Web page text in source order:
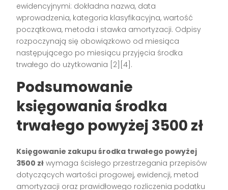
ewidencyjnymi: dokładna nazwa, data
wprowadzenia, kategoria klasyfikacyjna, wartość
początkowa, metoda i stawka amortyzacji. Odpisy
rozpoczynają się obowiązkowo od miesiąca
następującego po miesiącu przyjęcia środka
trwałego do użytkowania [2][4] .
Podsumowanie
księgowania środka
trwałego powyżej 3500 zł
Księgowanie zakupu środka trwałego powyżej
3500 zł wymaga ścisłego przestrzegania przepisów
dotyczących wartości progowej, ewidencji, metod
amortyzacji oraz prawidłowego rozliczenia podatku